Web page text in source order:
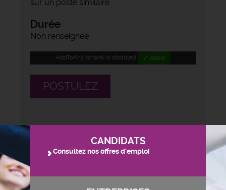
sur un poste similaire
Durée
Non renseignée
AddToAny (share) is disabled. ✓ Allow
POSTULEZ
CANDIDATS
Consultez nos offres d'emploi